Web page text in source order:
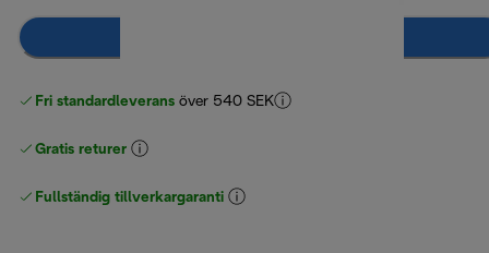
Fri standardleverans över 540 SEK
Gratis returer
Fullständig tillverkargaranti